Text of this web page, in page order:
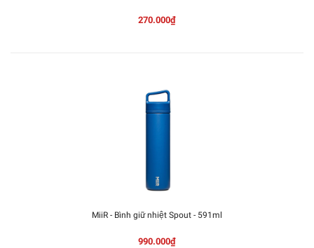
270.000₫
MiiR - Bình giữ nhiệt Spout - 591ml
990.000₫